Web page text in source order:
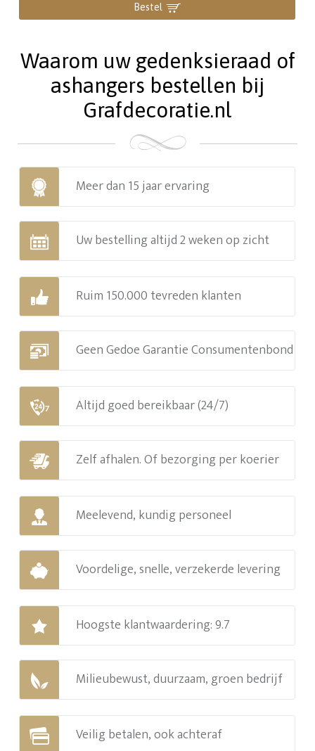
Bestel
Waarom uw gedenksieraad of
ashangers bestellen bij
Grafdecoratie.nl
Meer dan 15 jaar ervaring
Uw bestelling altijd 2 weken op zicht
Ruim 150.000 tevreden klanten
Geen Gedoe Garantie Consumentenbond
Altijd goed bereikbaar (24/7)
Zelf afhalen. Of bezorging per koerier
Meelevend, kundig personeel
Voordelige, snelle, verzekerde levering
Hoogste klantwaardering: 9.7
Milieubewust, duurzaam, groen bedrijf
Veilig betalen, ook achteraf